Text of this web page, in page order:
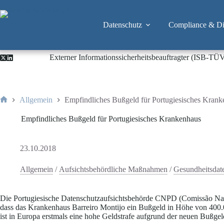
Inhalt
Datenschutz Compliance &
Externer Informationssicherheitsbeauftragter (ISB-
Allgemein Empfindliches Bußgeld für Portugiesisches
Empfindliches Bußgeld für Portugiesisches Krankenhaus
23.10.2018
Allgemein / Aufsichtsbehördliche Maßnahmen /
Die Portugiesische Datenschutzaufsichtsbehörde CNPD (Comissão
dass das Krankenhaus Barreiro Montijo ein Bußgeld in Höhe von
ist in Europa erstmals eine hohe Geldstrafe aufgrund der neuen